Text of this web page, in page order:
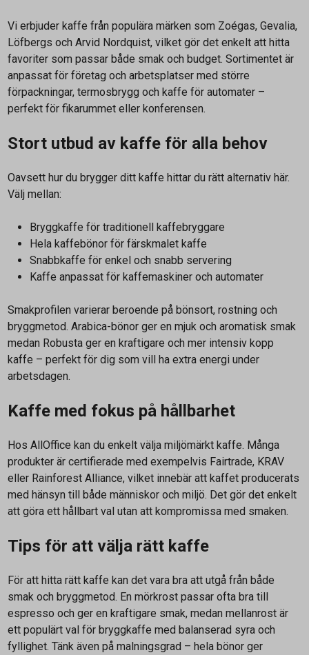
Vi erbjuder kaffe från populära märken som Zoégas, Gevalia,
Löfbergs och Arvid Nordquist, vilket gör det enkelt att hitta
favoriter som passar både smak och budget. Sortimentet är
anpassat för företag och arbetsplatser med större
förpackningar, termosbrygg och kaffe för automater –
perfekt för fikarummet eller konferensen.
Stort utbud av kaffe för alla behov
Oavsett hur du brygger ditt kaffe hittar du rätt alternativ här.
Välj mellan:
Bryggkaffe för traditionell kaffebryggare
Hela kaffebönor för färskmalet kaffe
Snabbkaffe för enkel och snabb servering
Kaffe anpassat för kaffemaskiner och automater
Smakprofilen varierar beroende på bönsort, rostning och
bryggmetod. Arabica-bönor ger en mjuk och aromatisk smak
medan Robusta ger en kraftigare och mer intensiv kopp
kaffe – perfekt för dig som vill ha extra energi under
arbetsdagen.
Kaffe med fokus på hållbarhet
Hos AllOffice kan du enkelt välja miljömärkt kaffe. Många
produkter är certifierade med exempelvis Fairtrade, KRAV
eller Rainforest Alliance, vilket innebär att kaffet producerats
med hänsyn till både människor och miljö. Det gör det enkelt
att göra ett hållbart val utan att kompromissa med smaken.
Tips för att välja rätt kaffe
För att hitta rätt kaffe kan det vara bra att utgå från både
smak och bryggmetod. En mörkrost passar ofta bra till
espresso och ger en kraftigare smak, medan mellanrost är
ett populärt val för bryggkaffe med balanserad syra och
fyllighet. Tänk även på malningsgrad – hela bönor ger